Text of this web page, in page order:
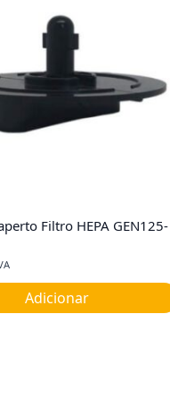
Filtro HEPA GEN125-
Adicionar